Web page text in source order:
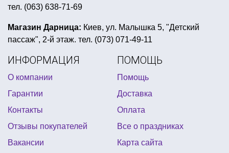
светящиеся палочки оптом
новогодний парик
гангстер вечеринка одежда
фата на девичник
прикольные подушки купить
день рождение в стиле черепашки ниндзя
воздушные букеты
валентинки оптом
оформление дня рождения в стиле человек паук
оформление выпускной
тел. (063) 638-71-69
Магазин Дарница: Киев, ул. Малышка 5, "Детский
пассаж", 2-й этаж. тел. (073) 071-49-11
ИНФОРМАЦИЯ
О компании
Гарантии
Контакты
Отзывы покупателей
Вакансии
ПОМОЩЬ
Помощь
Доставка
Оплата
Все о праздниках
Карта сайта